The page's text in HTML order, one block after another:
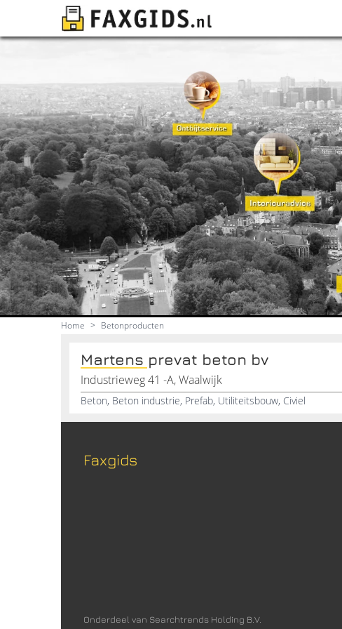
Home > Betonproducten
Martens prevat beton bv
Industrieweg 41 -A, Waalwijk
Beton, Beton industrie, Prefab, Utiliteitsbouw, Civiel
Faxgids
Onderdeel van Searchtrends Holding B.V.